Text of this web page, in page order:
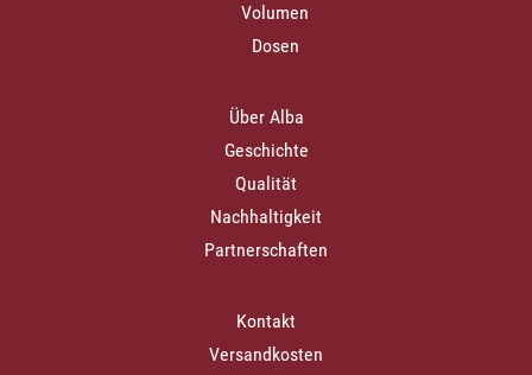
Volumen
Dosen
Über Alba
Geschichte
Qualität
Nachhaltigkeit
Partnerschaften
Kontakt
Versandkosten